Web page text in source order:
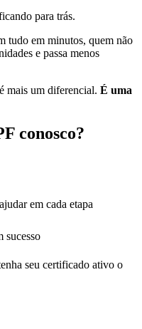
para trás.
tudo em minutos, quem não
e passa menos
mais um diferencial. É uma
conosco?
em cada etapa
sucesso
seu certificado ativo o